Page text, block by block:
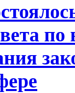
по